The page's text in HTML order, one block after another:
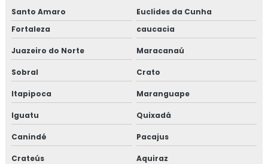
Santo Amaro
Euclides da Cunha
Fortaleza
caucacia
Juazeiro do Norte Maracanaú
Sobral Crato
Itapipoca Maranguape
Iguatu Quixadá
Canindé Pacajus
Crateús Aquiraz